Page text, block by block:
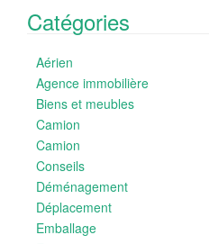
Catégories
Aérien
Agence immobilière
Biens et meubles
Camion
Camion
Conseils
Déménagement
Déplacement
Emballage